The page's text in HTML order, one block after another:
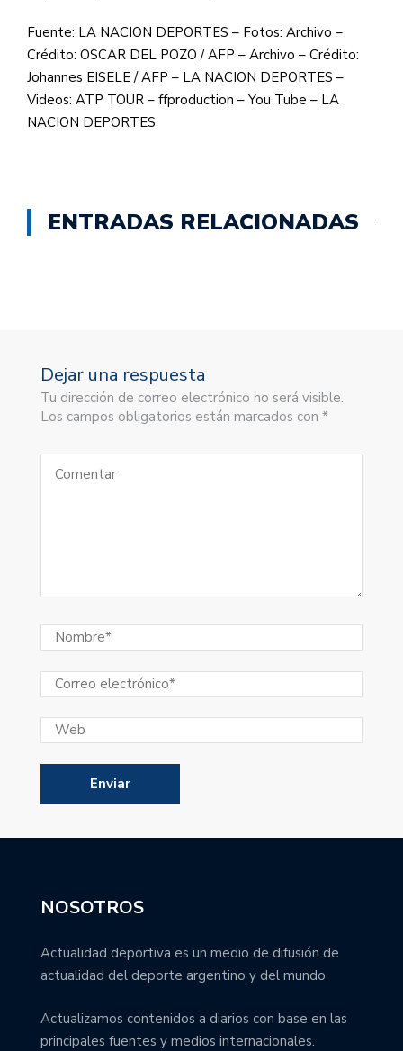
Fuente: LA NACION DEPORTES – Fotos: Archivo –
Crédito: OSCAR DEL POZO / AFP – Archivo – Crédito:
Johannes EISELE / AFP – LA NACION DEPORTES –
Videos: ATP TOUR – ffproduction – You Tube – LA
NACION DEPORTES
ENTRADAS RELACIONADAS
Dejar una respuesta
Tu dirección de correo electrónico no será visible.
Los campos obligatorios están marcados con *
NOSOTROS
Actualidad deportiva es un medio de difusión de
actualidad del deporte argentino y del mundo
Actualizamos contenidos a diarios con base en las
principales fuentes y medios internacionales.